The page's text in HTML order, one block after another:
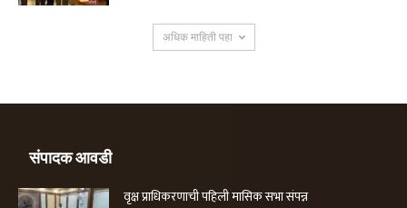
अधिक माहिती पहा
संपादक आवडी
वृक्ष प्राधिकरणाची पहिली मासिक सभा संपन्न